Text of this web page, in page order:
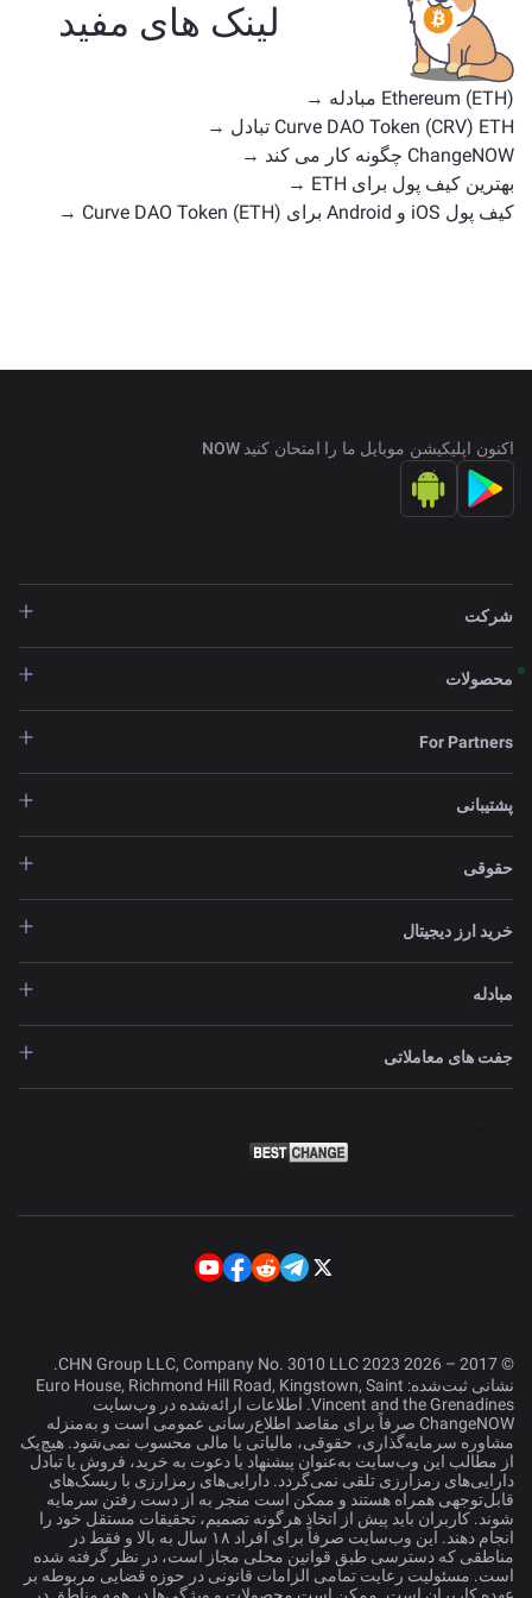
دارایی‌های موجود برای تبادل را در صفحه اصلی تبادل
لینک های مفید
Ethereum (ETH) مبادله →
Curve DAO Token (CRV) ETH تبادل →
ChangeNOW چگونه کار می کند →
بهترین کیف پول برای ETH →
کیف پول iOS و Android برای Curve DAO Token (ETH) →
اکنون اپلیکیشن موبایل ما را امتحان کنید NOW
شرکت
محصولات
For Partners
پشتیبانی
حقوقی
خرید ارز دیجیتال
مبادله
جفت های معاملاتی
© 2017 – 2026 CHN Group LLC, Company No. 3010 LLC 2023.
نشانی ثبت‌شده: Euro House, Richmond Hill Road, Kingstown, Saint
Vincent and the Grenadines. اطلاعات ارائه‌شده در وب‌سایت
ChangeNOW صرفاً برای مقاصد اطلاع‌رسانی عمومی است و به‌منزله
مشاوره سرمایه‌گذاری، حقوقی، مالیاتی یا مالی محسوب نمی‌شود. هیچ‌یک
از مطالب این وب‌سایت به‌عنوان پیشنهاد یا دعوت به خرید، فروش یا تبادل
دارایی‌های رمزارزی تلقی نمی‌گردد. دارایی‌های رمزارزی با ریسک‌های
قابل‌توجهی همراه هستند و ممکن است منجر به از دست رفتن سرمایه
شوند. کاربران باید پیش از اتخاذ هرگونه تصمیم، تحقیقات مستقل خود را
انجام دهند. این وب‌سایت صرفاً برای افراد ۱۸ سال به بالا و فقط در
مناطقی که دسترسی طبق قوانین محلی مجاز است، در نظر گرفته شده
است. مسئولیت رعایت تمامی الزامات قانونی در حوزه قضایی مربوطه بر